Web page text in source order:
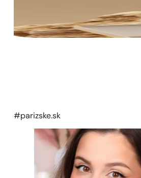
#parizske.sk